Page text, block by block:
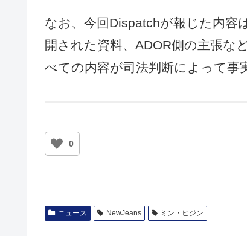
なお、今回Dispatchが報じた内容
開された資料、ADOR側の主張な
べての内容が司法判断によって事
0
ニュース NewJeans ミン・ヒジン